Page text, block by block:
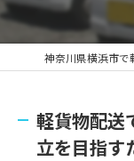
軽貨物配送
立を目指す